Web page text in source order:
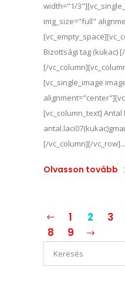
width="1/
img_size="full"
Bizottsági tag (kukac)
[/
[vc_single_image
[vc_column_text]
[/vc_column][/vc_row]...
Olvasson tovább
1 2 3
8
9